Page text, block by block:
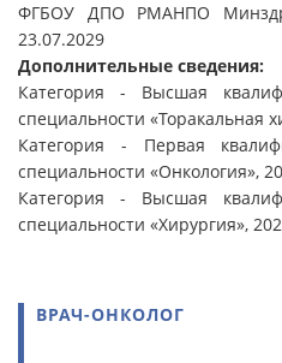
ФГБОУ ДПО РМАНПО
23.07.2029
Дополнительные сведения:
Категория - Высшая
специальности «Торакальная
Категория - Первая
специальности «Онкология»,
Категория - Высшая
специальности «Хирургия»,
ВРАЧ-ОНКОЛОГ